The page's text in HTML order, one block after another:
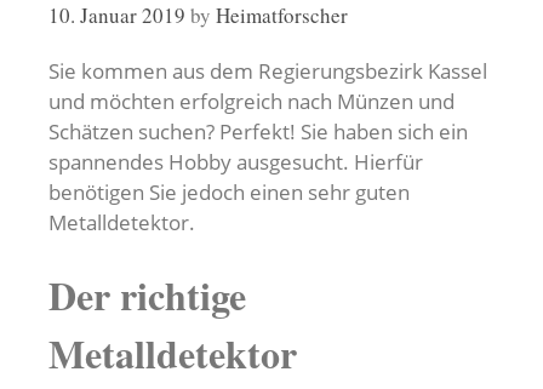
10. Januar 2019 by Heimatforscher
Sie kommen aus dem Regierungsbezirk Kassel
und möchten erfolgreich nach Münzen und
Schätzen suchen? Perfekt! Sie haben sich ein
spannendes Hobby ausgesucht. Hierfür
benötigen Sie jedoch einen sehr guten
Metalldetektor.
Der richtige
Metalldetektor